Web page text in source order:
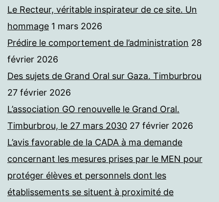
Le Recteur, véritable inspirateur de ce site. Un
hommage 1 mars 2026
Prédire le comportement de l’administration 28
février 2026
Des sujets de Grand Oral sur Gaza. Timburbrou
27 février 2026
L’association GO renouvelle le Grand Oral.
Timburbrou, le 27 mars 2030 27 février 2026
L’avis favorable de la CADA à ma demande
concernant les mesures prises par le MEN pour
protéger élèves et personnels dont les
établissements se situent à proximité de